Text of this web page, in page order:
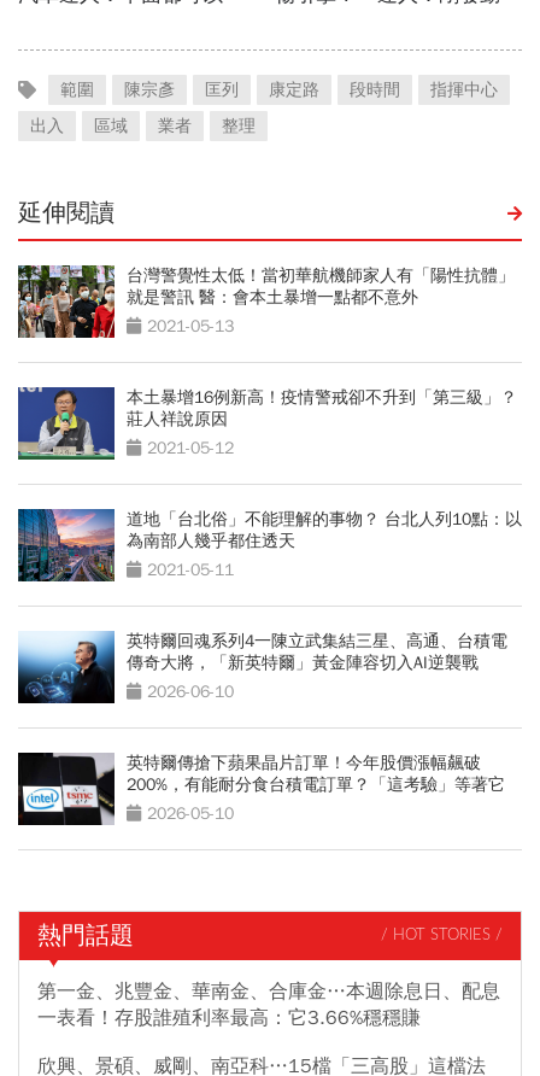
範圍 陳宗彥 匡列 康定路 段時間
指揮中心
出入
區域 業者 整理
延伸閱讀
台灣警覺性太低！當初華航機師家人有「陽性抗體」
就是警訊 醫：會本土暴增一點都不意外
2021-05-13
本土暴增16例新高！疫情警戒卻不升到「第三級」？
莊人祥說原因
2021-05-12
道地「台北俗」不能理解的事物？ 台北人列10點：以
為南部人幾乎都住透天
2021-05-11
英特爾回魂系列4一陳立武集結三星、高通、台積電
傳奇大將，「新英特爾」黃金陣容切入AI逆襲戰
2026-06-10
英特爾傳搶下蘋果晶片訂單！今年股價漲幅飆破
200%，有能耐分食台積電訂單？「這考驗」等著它
2026-05-10
熱門話題 / HOT STORIES /
第一金、兆豐金、華南金、合庫金…本週除息日、配息
一表看！存股誰殖利率最高：它3.66%穩穩賺
欣興、景碩、威剛、南亞科…15檔「三高股」這檔法